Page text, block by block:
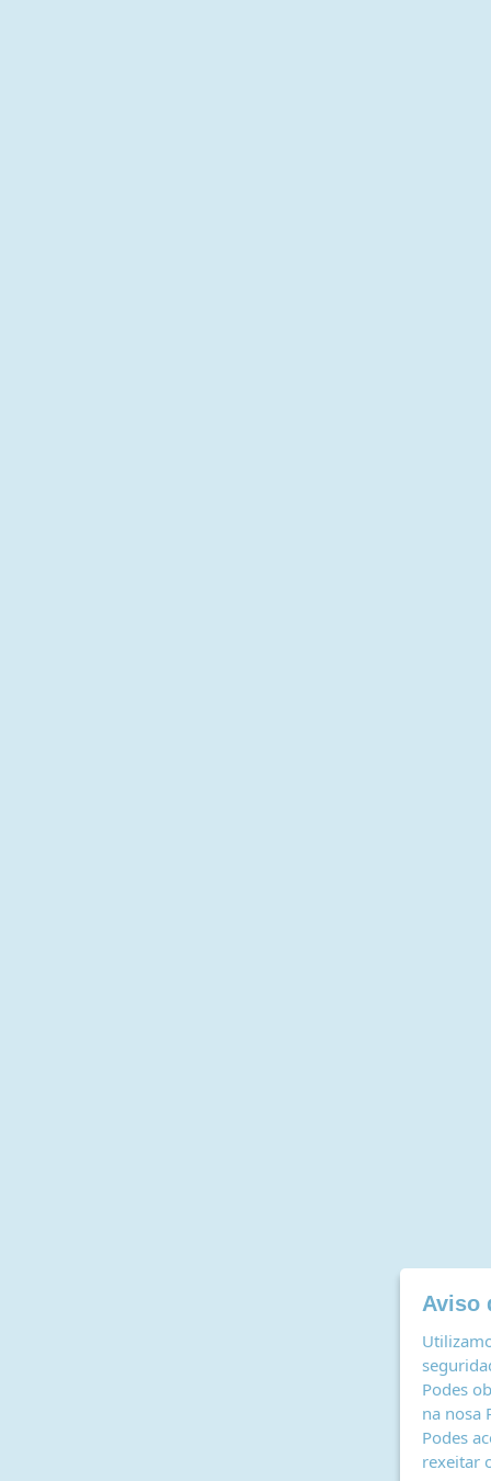
Aviso
Podes
na nosa
Podes
rexeitar